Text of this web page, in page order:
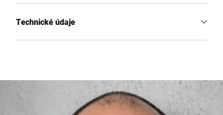
Technické údaje